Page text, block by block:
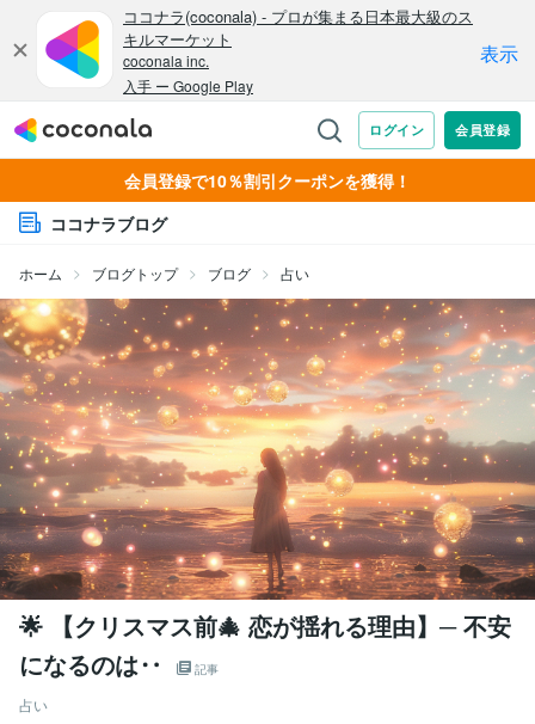
会員登録で10％割引クーポンを獲得！
ココナラブログ
ホーム ブログトップ ブログ 占い
🌟 【クリスマス前🎄 恋が揺れる理由】─ 不安
になるのは‥
記事
占い